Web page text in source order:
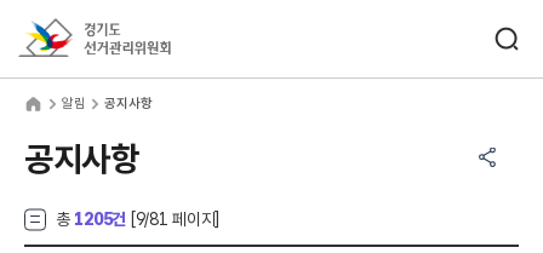
알림 공지사항
공지사항
총 1205건 [9/81 페이지]